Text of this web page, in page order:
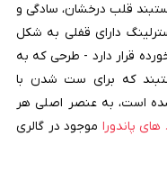
قلب درخشان، سادگی و
دارای قفلی به شکل
قرار دارد - طرحی که به
که برای ست شدن با
ساخته شده است، به عنصر اصلی هر
های پاندورا موجود در گالری